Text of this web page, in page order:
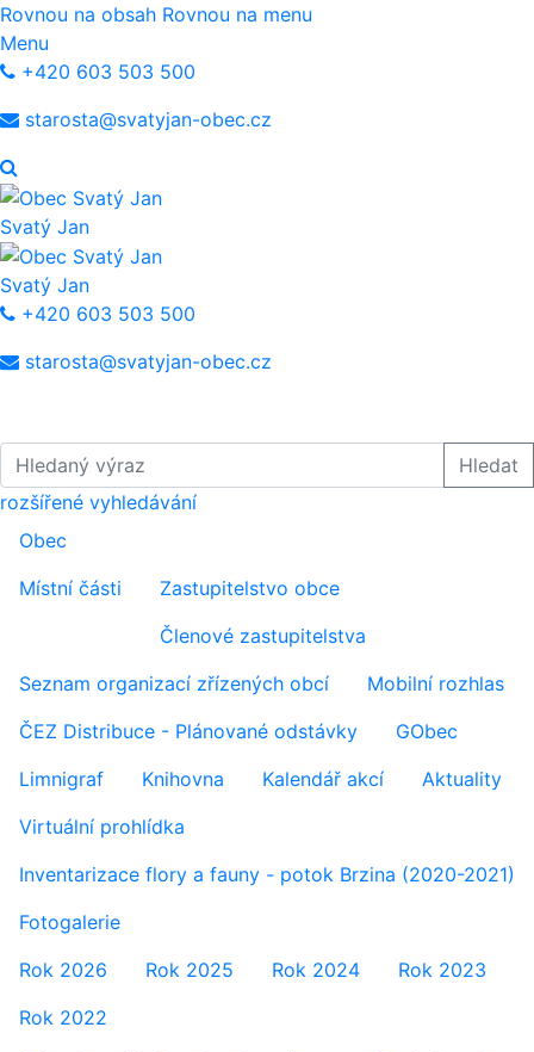
Rovnou na obsah Rovnou na menu
Menu
+420 603 503 500
starosta@svatyjan-obec.cz
Svatý Jan
Svatý Jan
+420 603 503 500
starosta@svatyjan-obec.cz
Hledaný výraz
Hledat
rozšířené vyhledávání
Obec
Místní části
Zastupitelstvo obce
Členové zastupitelstva
Seznam organizací zřízených obcí
Mobilní rozhlas
ČEZ Distribuce - Plánované odstávky
GObec
Limnigraf
Knihovna Kalendář akcí
Aktuality
Virtuální prohlídka
Inventarizace flory a fauny - potok Brzina (2020-2021)
Fotogalerie
Rok 2026
Rok 2025 Rok 2024
Rok 2023
Rok 2022